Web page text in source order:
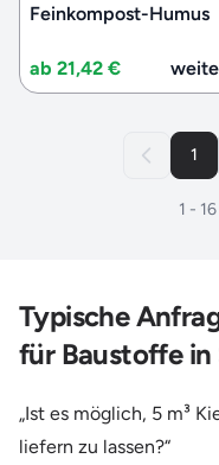
Feinkompost-Humus
ab 21,42 €
1
1 - 16
Typische
für Baustoffe
„Ist es möglich, 5 m³
liefern zu lassen?“